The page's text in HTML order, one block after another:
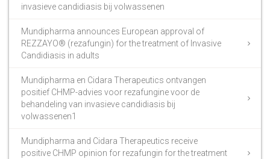
invasieve candidiasis bij volwassenen
Mundipharma announces European approval of
REZZAYO® (rezafungin) for the treatment of Invasive
Candidiasis in adults
Mundipharma en Cidara Therapeutics ontvangen
positief CHMP-advies voor rezafungine voor de
behandeling van invasieve candidiasis bij
volwassenen1
Mundipharma and Cidara Therapeutics receive
positive CHMP opinion for rezafungin for the treatment